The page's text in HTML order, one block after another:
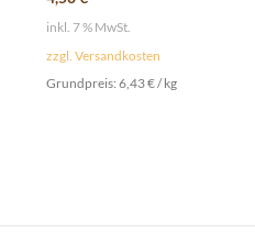
inkl. 7 % MwSt.
zzgl. Versandkosten
Grundpreis: 6,43€/kg